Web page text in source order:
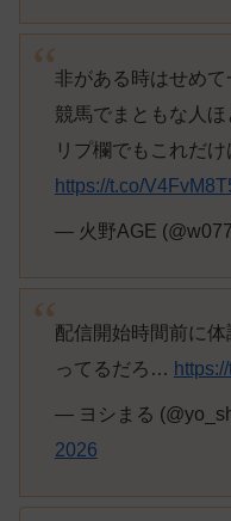
非がある時はせめて
競馬でまともな人ほ
リプ欄でもこれだ
https://t.co/
— 火野AGE
配信開始時間前に
ってるだろ…
— ヨシまる
2026